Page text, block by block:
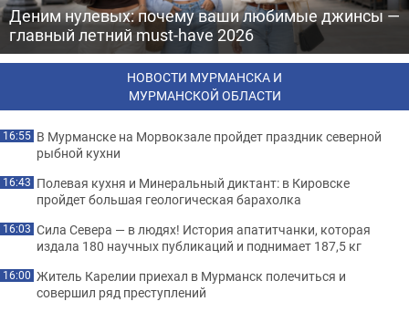
Деним нулевых: почему ваши любимые джинсы —
главный летний must-have 2026
НОВОСТИ МУРМАНСКА И
МУРМАНСКОЙ ОБЛАСТИ
16:55 В Мурманске на Морвокзале пройдет праздник северной
рыбной кухни
16:43 Полевая кухня и Минеральный диктант: в Кировске
пройдет большая геологическая барахолка
16:03 Сила Севера — в людях! История апатитчанки, которая
издала 180 научных публикаций и поднимает 187,5 кг
16:00 Житель Карелии приехал в Мурманск полечиться и
совершил ряд преступлений